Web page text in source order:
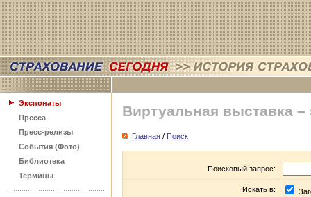
Экспонаты
Пресса
Пресс-релизы
События (Фото)
Библиотека
Термины
Виртуальная выставка –
Главная / Поиск
Поисковый запрос:
Искать в: